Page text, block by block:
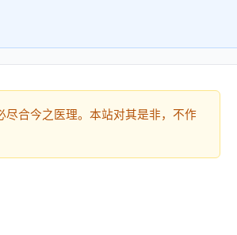
合今之医理。本站对其是非，不作